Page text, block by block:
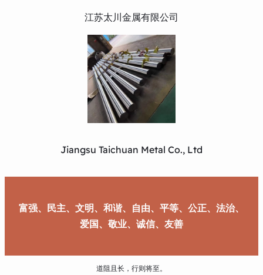
江苏太川金属有限公司
Jiangsu Taichuan Metal Co., Ltd
富强、民主、文明、和谐、自由、平等、公正、法治、
爱国、敬业、诚信、友善
道阻且长，行则将至。